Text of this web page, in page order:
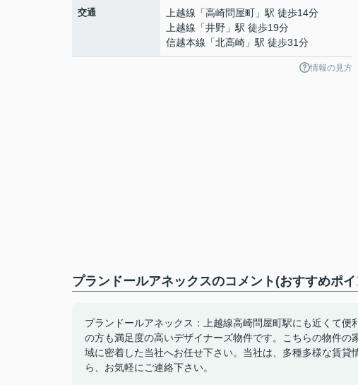
交通 上越線 「高崎問屋町 」駅 徒歩14分
上越線 「井野 」駅 徒歩19分
信越本線 「北高崎 」駅 徒歩31分
情報の見方
プランドールアネックスのコメント(おすすめポ
プランドールアネックス：上越線高崎問屋町駅にも近くて
の方も満足度の高いデザイナーズ物件です。こちらの物件
域に密着した当社へお任せ下さい。当社は、多種多様な賃
ら、お気軽にご連絡下さい。